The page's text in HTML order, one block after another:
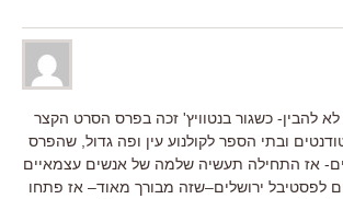
להבין- כשגור בנטוויץ' זכה בפרס הסרט הקצר
ובתי הספר לקולנוע עין ופה גדול, שהפרס
אז התחילה תעשיה שלמה של אנשים עצמאיים
לפסטיבל ירושלים–שזה מבורך מאוד– אז פתחו